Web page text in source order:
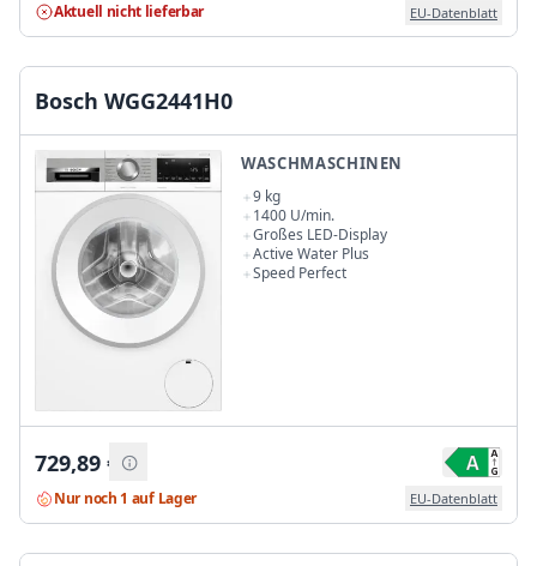
Aktuell nicht lieferbar EU-Datenblatt
Bosch WGG2441H0
WASCHMASCHINEN
9 kg
1400 U/min.
Großes LED-Display
Active Water Plus
Speed Perfect
729,89 €
Nur noch 1 auf Lager EU-Datenblatt